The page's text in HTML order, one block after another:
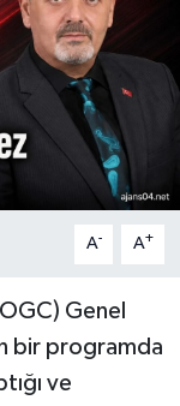
A- A+
Genel
bir programda
ve